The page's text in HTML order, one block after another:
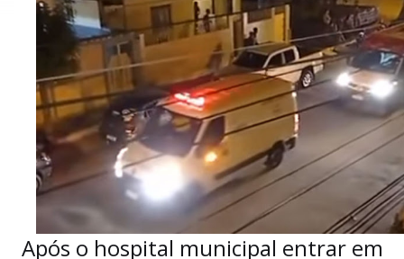
Após o hospital municipal entrar em